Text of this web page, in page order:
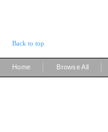
Back to top
Home Browse All